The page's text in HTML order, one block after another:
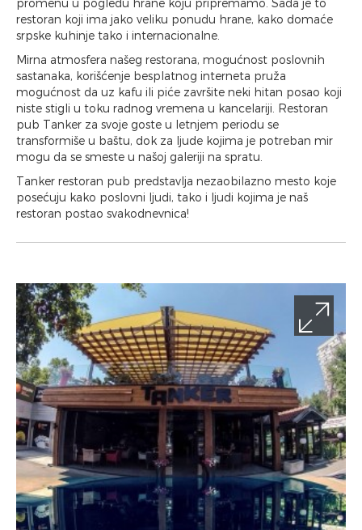
restoran koji ima jako veliku ponudu hrane, kako domaće
srpske kuhinje tako i internacionalne.
Mirna atmosfera našeg restorana, mogućnost poslovnih
sastanaka, korišćenje besplatnog interneta pruža
mogućnost da uz kafu ili piće završite neki hitan posao koji
niste stigli u toku radnog vremena u kancelariji. Restoran
pub Tanker za svoje goste u letnjem periodu se
transformiše u baštu, dok za ljude kojima je potreban mir
mogu da se smeste u našoj galeriji na spratu.
Tanker restoran pub predstavlja nezaobilazno mesto koje
posećuju kako poslovni ljudi, tako i ljudi kojima je naš
restoran postao svakodnevnica!